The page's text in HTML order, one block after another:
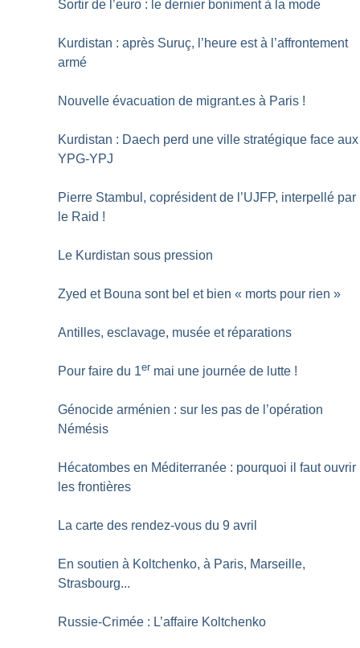
Sortir de l’euro : le dernier boniment à la mode
Kurdistan : après Suruç, l’heure est à l’affrontement
armé
Nouvelle évacuation de migrant.es à Paris !
Kurdistan : Daech perd une ville stratégique face aux
YPG-YPJ
Pierre Stambul, coprésident de l’UJFP, interpellé par
le Raid !
Le Kurdistan sous pression
Zyed et Bouna sont bel et bien « morts pour rien »
Antilles, esclavage, musée et réparations
Pour faire du 1er mai une journée de lutte !
Génocide arménien : sur les pas de l’opération
Némésis
Hécatombes en Méditerranée : pourquoi il faut ouvrir
les frontières
La carte des rendez-vous du 9 avril
En soutien à Koltchenko, à Paris, Marseille,
Strasbourg...
Russie-Crimée : L’affaire Koltchenko